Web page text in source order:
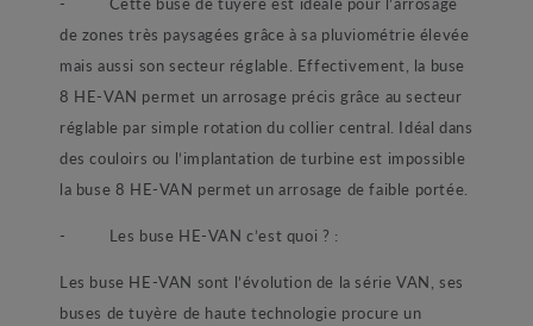
de zones très paysagées grâce à sa pluviométrie élevée
mais aussi son secteur réglable. Effectivement, la buse
8 HE-VAN permet un arrosage précis grâce au secteur
réglable par simple rotation du collier central. Idéal dans
des couloirs ou l’implantation de turbine est impossible
la buse 8 HE-VAN permet un arrosage de faible portée.
- Les buse HE-VAN c’est quoi ? :
Les buse HE-VAN sont l’évolution de la série VAN, ses
buses de tuyère de haute technologie procure un